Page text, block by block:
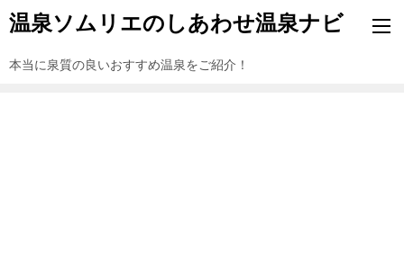
温泉ソムリエのしあわせ温泉ナビ
本当に泉質の良いおすすめ温泉をご紹介！